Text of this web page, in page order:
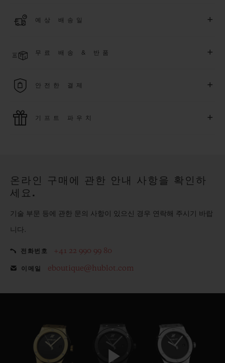
에 대해5 년 추가 워런티 혜택
또한 다양
더 알아보기
예상 배송일 +
다. *재고 상황에 따라 달라질 수 있습니다*.
무료 배송 & 반품 +
을 누려보세요
안전한 결제 +
모든 제품은 빠르고 안전하게 결제가 가능하며, 개인정보를 안
기프트 파우치 +
온라인 구매에 관한 안내 사항을 확인하
세요.
기술 부문 등에 관한 문의 사항이 있으신 경우 연락해 주시기 바랍
니다.
전화번호 +41 22 990 99 80
이메일 eboutique@hublot.com